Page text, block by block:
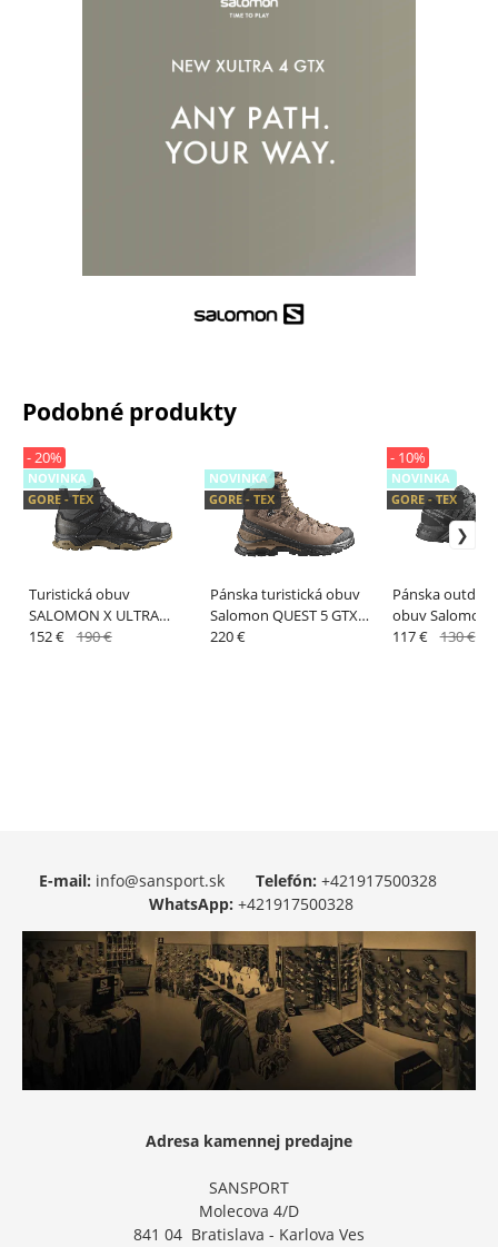
Podobné produkty
Turistická obuv
SALOMON X ULTRA
TRACKER GTX Black /
NOVINKA
GORE - TEX
- 20%
152 € 190 €
Pánska turistická obuv
Salomon QUEST 5 GTX
Dark Earth / Black
NOVINKA
GORE - TEX
220 €
Pánska
obuv Salomon
ADVENTURE
NOVINKA
GORE - TEX
- 10%
117 € 130 €
E-mail: info@sansport.sk Telefón: +421917500328
WhatsApp: +421917500328
Adresa kamennej predajne
SANSPORT
Molecova 4/D
841 04 Bratislava - Karlova Ves